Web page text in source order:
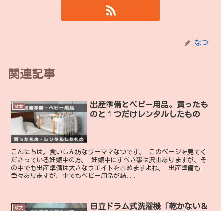
なつ
関連記事
散文
出産準備とベビー用品。買ったも
のと１つだけレンタルしたもの
こんにちは。食いしん坊なワーママなつです。 このページを見てく
ださっている妊娠中の方。 妊娠中にすべき事は沢山ありますが、そ
の中でも出産準備は大きなウエイトを占めますよね。 出産準備も
色々ありますが、中でもベビー用品が結...
散文
日立ドラム式洗濯機「乾かない＆